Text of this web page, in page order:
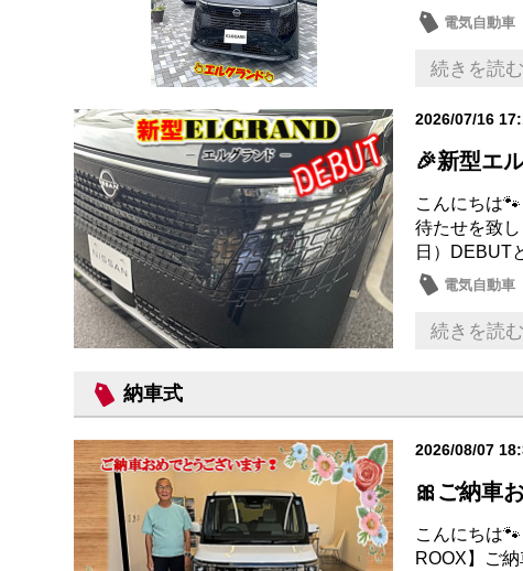
電気自動車
続きを読む
2026/07/16
🎉新型エ
こんにちは
待たせを致
日）DEBUT
電気自動車
続きを読む
納車式
2026/08/07
🎀ご納車
こんにちは
ROOX】ご